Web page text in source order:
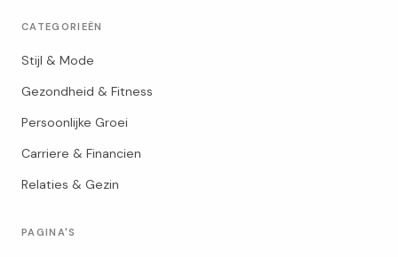
CATEGORIEËN
Stijl & Mode
Gezondheid & Fitness
Persoonlijke Groei
Carriere & Financien
Relaties & Gezin
PAGINA'S